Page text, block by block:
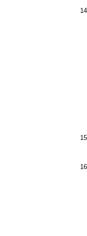
14.
15.
16.